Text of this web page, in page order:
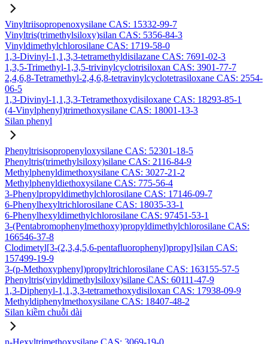
Vinyltriisopropenoxysilane CAS: 15332-99-7
Vinyltris(trimethylsiloxy)silan CAS: 5356-84-3
Vinyldimethylchlorosilane CAS: 1719-58-0
1,3-Divinyl-1,1,3,3-tetramethyldisilazane CAS: 7691-02-3
1,3,5-Trimethyl-1,3,5-trivinylcyclotrisiloxan CAS: 3901-77-7
2,4,6,8-Tetramethyl-2,4,6,8-tetravinylcyclotetrasiloxane CAS: 2554-
06-5
1,3-Divinyl-1,1,3,3-Tetramethoxydisiloxane CAS: 18293-85-1
(4-Vinylphenyl)trimethoxysilane CAS: 18001-13-3
Silan phenyl
Phenyltrisisopropenyloxysilane CAS: 52301-18-5
Phenyltris(trimethylsiloxy)silane CAS: 2116-84-9
Methylphenyldimethoxysilane CAS: 3027-21-2
Methylphenyldiethoxysilane CAS: 775-56-4
3-Phenylpropyldimethylchlorosilane CAS: 17146-09-7
6-Phenylhexyltrichlorosilane CAS: 18035-33-1
6-Phenylhexyldimethylchlorosilane CAS: 97451-53-1
3-(Pentabromophenylmethoxy)propyldimethylchlorosilane CAS:
166546-37-8
Clodimetyl[3-(2,3,4,5,6-pentafluorophenyl)propyl]silan CAS:
157499-19-9
3-(p-Methoxyphenyl)propyltrichlorosilane CAS: 163155-57-5
Phenyltris(vinyldimethylsiloxy)silane CAS: 60111-47-9
1,3-Diphenyl-1,1,3,3-tetramethoxydisiloxan CAS: 17938-09-9
Methyldiphenylmethoxysilane CAS: 18407-48-2
Silan kiềm chuỗi dài
n-Hexyltrimethoxysilane CAS: 3069-19-0